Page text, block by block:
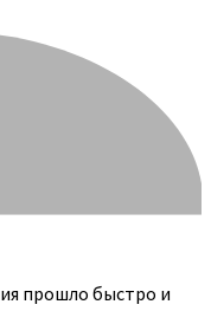
прошло быстро и